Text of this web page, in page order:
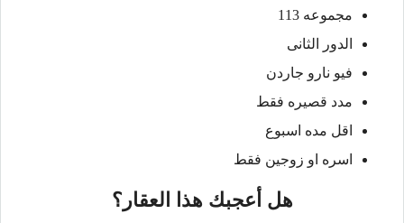
مجموعه 113
الدور الثانى
فيو نارو جاردن
مدد قصيره فقط
اقل مده اسبوع
اسره او زوجين فقط
هل أعجبك هذا العقار؟